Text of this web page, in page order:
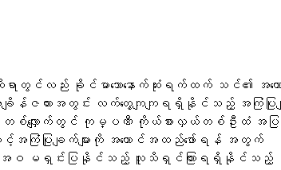
င်လည်း ခိုင်မာသောနောက်ဆုံးရက်ထက် သင်၏ အကော
ျိန်ဇယားအတွင်း လက်တွေ့ကျကျရရှိနိုင်သည့် အကြံပြု
လျှောက်တွင် ကုမ္ပဏီ ကိုယ်စားလှယ်တစ်ဦးထံ အ
ြံပြုချက်များကို အကောင်အထည်ဖော်ရန် အတွက်
မရှင်းပြနိုင်သည့် လူသိရှင်ကြားရရှိနိုင်သည့်